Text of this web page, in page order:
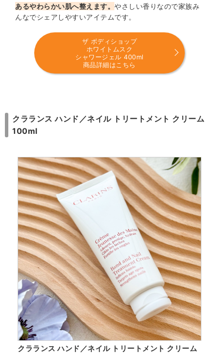
あるやわらかい肌へ整えます。やさしい香りなので家族み
んなでシェアしやすいアイテムです。
ザ ボディショップ
ホワイトムスク
シャワージェル 400ml
商品詳細はこちら
クラランス ハンド／ネイル トリートメント クリーム
100ml
クラランス ハンド／ネイル トリートメント クリーム